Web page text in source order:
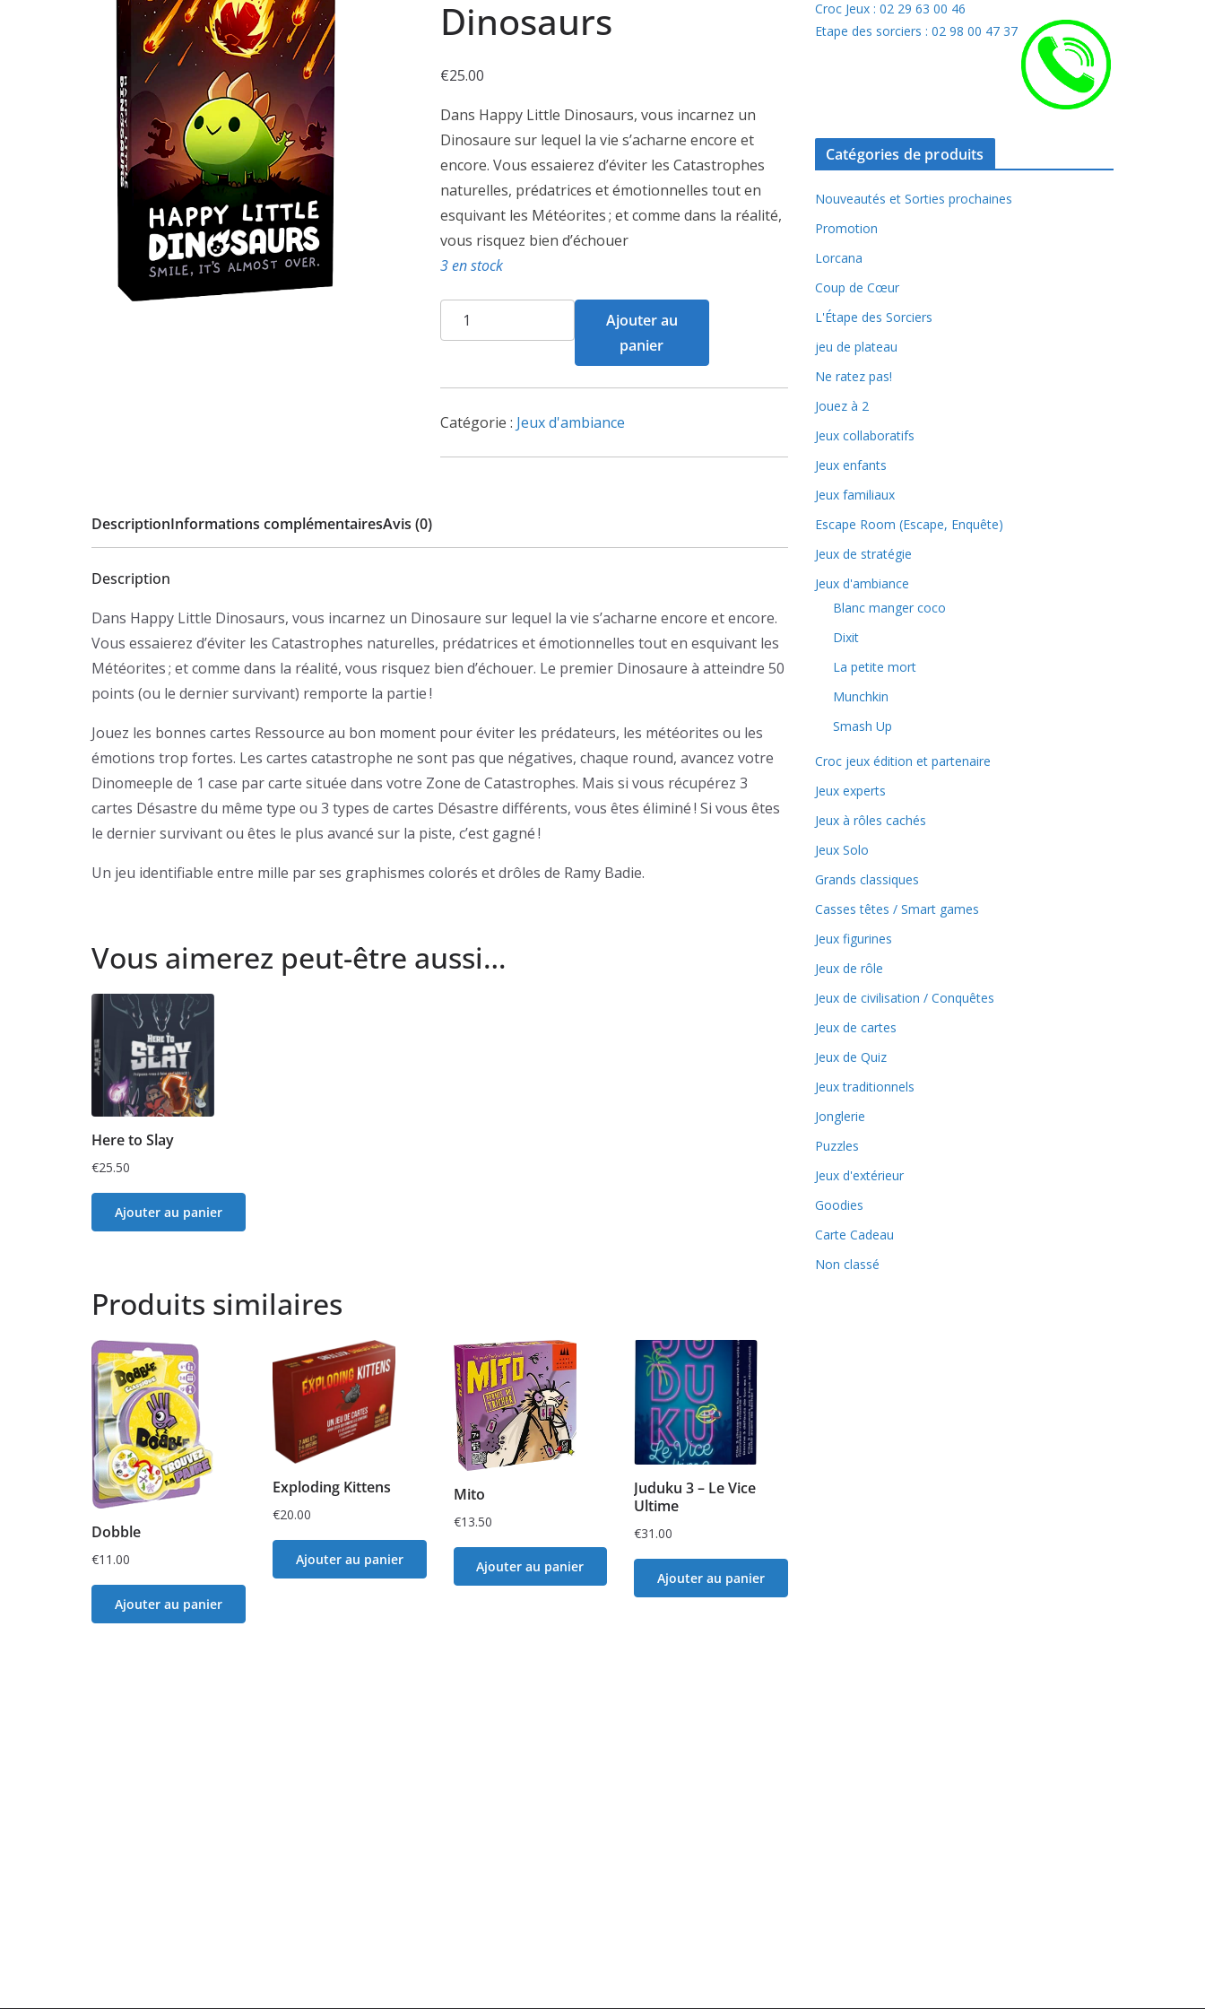
Dinosaurs
€25.00
Dans Happy Little Dinosaurs, vous incarnez un
Dinosaure sur lequel la vie s’acharne encore et
encore. Vous essaierez d’éviter les Catastrophes
naturelles, prédatrices et émotionnelles tout en
esquivant les Météorites ; et comme dans la réalité,
vous risquez bien d’échouer
3 en stock
quantité
de
Little
Ajouter au
panier
Catégorie : Jeux d'ambiance
DescriptionInformations complémentairesAvis (0)
Description
Dans Happy Little Dinosaurs, vous incarnez un Dinosaure sur lequel la vie s’acharne encore et encore.
Vous essaierez d’éviter les Catastrophes naturelles, prédatrices et émotionnelles tout en esquivant les
Météorites ; et comme dans la réalité, vous risquez bien d’échouer. Le premier Dinosaure à atteindre 50
points (ou le dernier survivant) remporte la partie !
Jouez les bonnes cartes Ressource au bon moment pour éviter les prédateurs, les météorites ou les
émotions trop fortes. Les cartes catastrophe ne sont pas que négatives, chaque round, avancez votre
Dinomeeple de 1 case par carte située dans votre Zone de Catastrophes. Mais si vous récupérez 3
cartes Désastre du même type ou 3 types de cartes Désastre différents, vous êtes éliminé ! Si vous êtes
le dernier survivant ou êtes le plus avancé sur la piste, c’est gagné !
Un jeu identifiable entre mille par ses graphismes colorés et drôles de Ramy Badie.
Vous aimerez peut-être aussi…
Here to Slay
€25.50
Ajouter au panier
Produits similaires
Dobble
€11.00
Ajouter au panier
Exploding Kittens
€20.00
Ajouter au panier
Mito
€13.50
Ajouter au panier
Juduku 3 – Le Vice
Ultime
€31.00
Ajouter au panier
Croc Jeux : 02 29 63 00 46
Etape des sorciers : 02 98 00 47 37
Catégories de produits
Nouveautés et Sorties prochaines
Promotion
Lorcana
Coup de Cœur
L'Étape des Sorciers
jeu de plateau
Ne ratez pas!
Jouez à 2
Jeux collaboratifs
Jeux enfants
Jeux familiaux
Escape Room (Escape, Enquête)
Jeux de stratégie
Jeux d'ambiance
Blanc manger coco
Dixit
La petite mort
Munchkin
Smash Up
Croc jeux édition et partenaire
Jeux experts
Jeux à rôles cachés
Jeux Solo
Grands classiques
Casses têtes / Smart games
Jeux figurines
Jeux de rôle
Jeux de civilisation / Conquêtes
Jeux de cartes
Jeux de Quiz
Jeux traditionnels
Jonglerie
Puzzles
Jeux d'extérieur
Goodies
Carte Cadeau
Non classé